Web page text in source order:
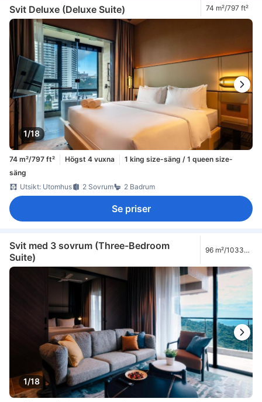
Svit Deluxe (Deluxe Suite) 74 m²/797 ft²
1/18
74 m²/797 ft² Högst 4 vuxna
1 king size-säng / 1 queen size-
säng
Utsikt: Utomhus
2 Sovrum 2 Badrum
Se priser
Svit med 3 sovrum (Three-Bedroom
Suite)
96 m²/1033
1/18